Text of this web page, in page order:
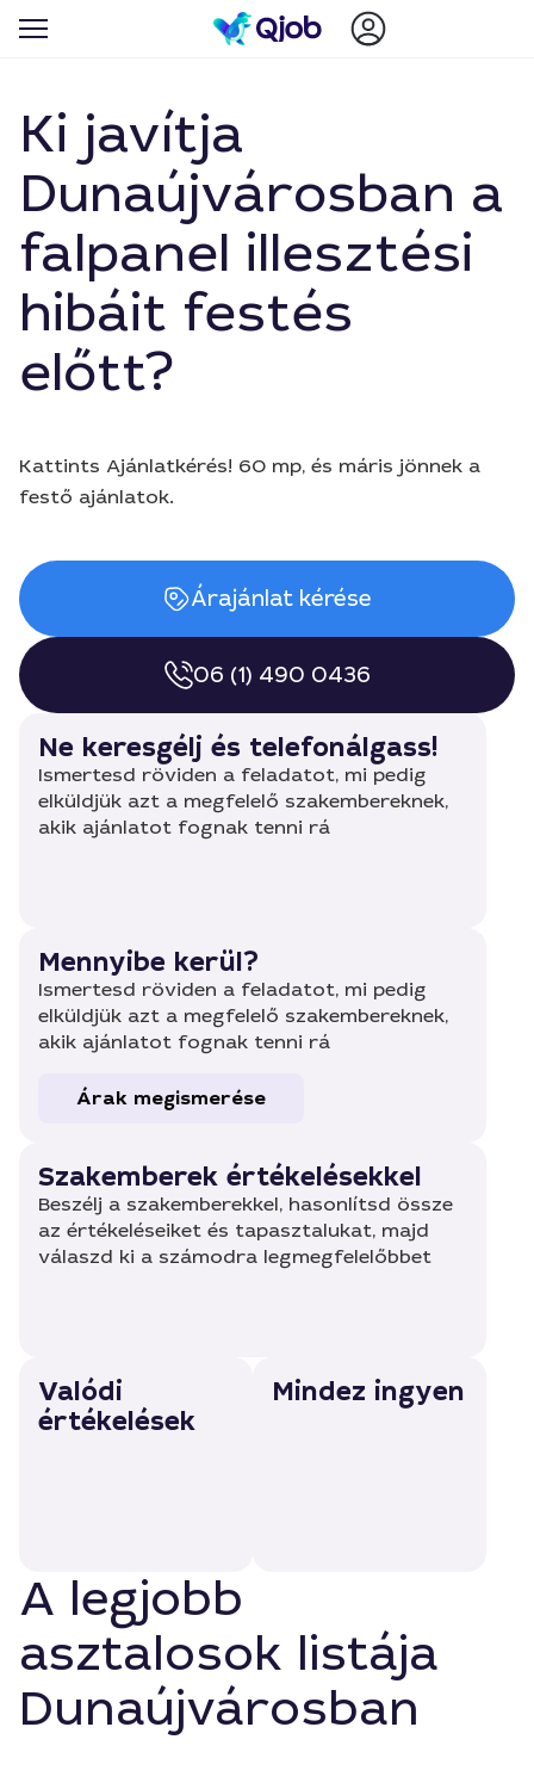
Ki javítja
Dunaújvárosban a
falpanel illesztési
hibáit festés
előtt?
Kattints Ajánlatkérés! 60 mp, és máris jönnek a
festő ajánlatok.
Árajánlat kérése
06 (1) 490 0436
Ne keresgélj és telefonálgass!
Ismertesd röviden a feladatot, mi pedig
elküldjük azt a megfelelő szakembereknek,
akik ajánlatot fognak tenni rá
Mennyibe kerül?
Ismertesd röviden a feladatot, mi pedig
elküldjük azt a megfelelő szakembereknek,
akik ajánlatot fognak tenni rá
Árak megismerése
Szakemberek értékelésekkel
Beszélj a szakemberekkel, hasonlítsd össze
az értékeléseiket és tapasztalukat, majd
válaszd ki a számodra legmegfelelőbbet
Valódi
értékelések
Mindez ingyen
A legjobb
asztalosok listája
Dunaújvárosban